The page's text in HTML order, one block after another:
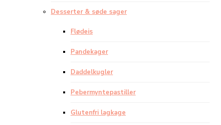
Desserter & søde sager
Flødeis
Pandekager
Daddelkugler
Pebermyntepastiller
Glutenfri lagkage